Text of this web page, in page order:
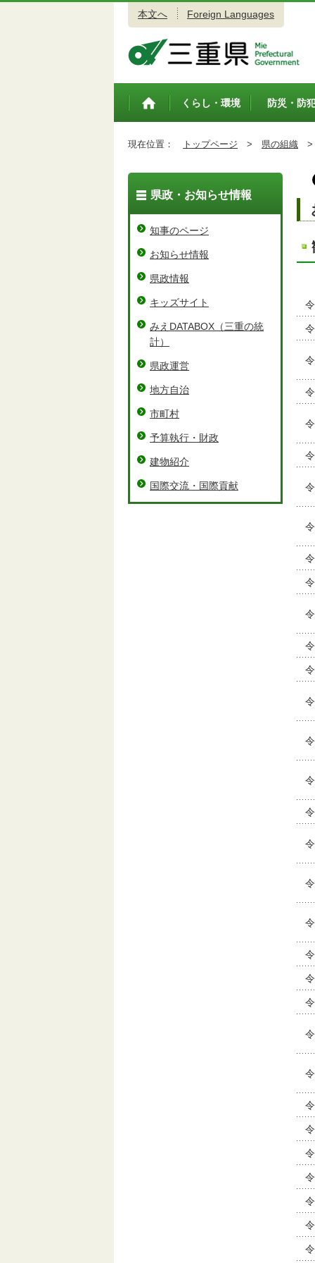
本文へ Foreign Languages
トップペ
くらし・環境 防災・防
現在位置： トップページ > 県の組織 >
県政・お知らせ情報
知事のページ
お知らせ情報
県政情報
キッズサイト
みえDATABOX（三重の統
計）
県政運営
地方自治
市町村
予算執行・財政
建物紹介
国際交流・国際貢献